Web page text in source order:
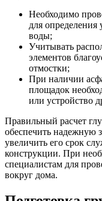
Необходимо
для определения
воды;
Учитывать
элементов
отмостки;
При наличии
площадок
или устройство
Правильный расчет
обеспечить надежную
увеличить его срок
конструкции. При
специалистам для
вокруг дома.